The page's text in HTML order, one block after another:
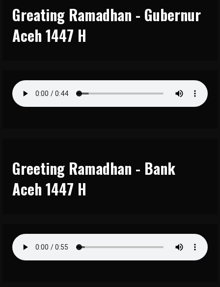
Greating Ramadhan - Gubernur
Aceh 1447 H
Greeting Ramadhan - Bank
Aceh 1447 H